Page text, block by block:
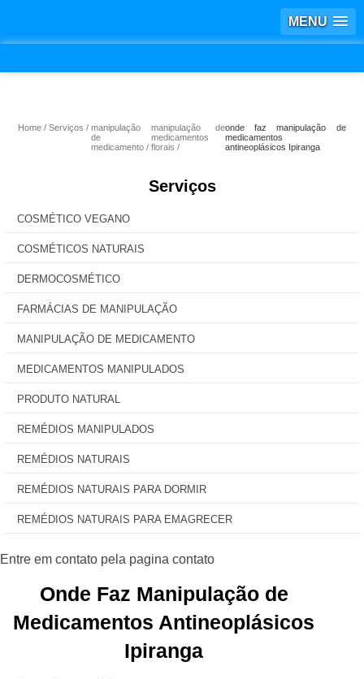
MENU
Home Serviços
manipulação
de
medicamento
manipulação de
medicamentos
florais
onde faz manipulação de
medicamentos
antineoplásicos Ipiranga
Serviços
COSMÉTICO VEGANO
COSMÉTICOS NATURAIS
DERMOCOSMÉTICO
FARMÁCIAS DE MANIPULAÇÃO
MANIPULAÇÃO DE MEDICAMENTO
MEDICAMENTOS MANIPULADOS
PRODUTO NATURAL
REMÉDIOS MANIPULADOS
REMÉDIOS NATURAIS
REMÉDIOS NATURAIS PARA DORMIR
REMÉDIOS NATURAIS PARA EMAGRECER
Onde Faz Manipulação de
Medicamentos Antineoplásicos
Ipiranga